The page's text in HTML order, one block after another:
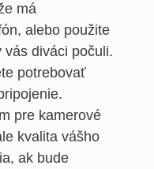
má
alebo použite
vás diváci počuli.
potrebovať
pre kamerové
kvalita vášho
ak bude